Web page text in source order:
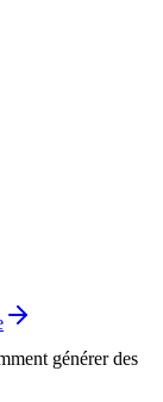
générer des